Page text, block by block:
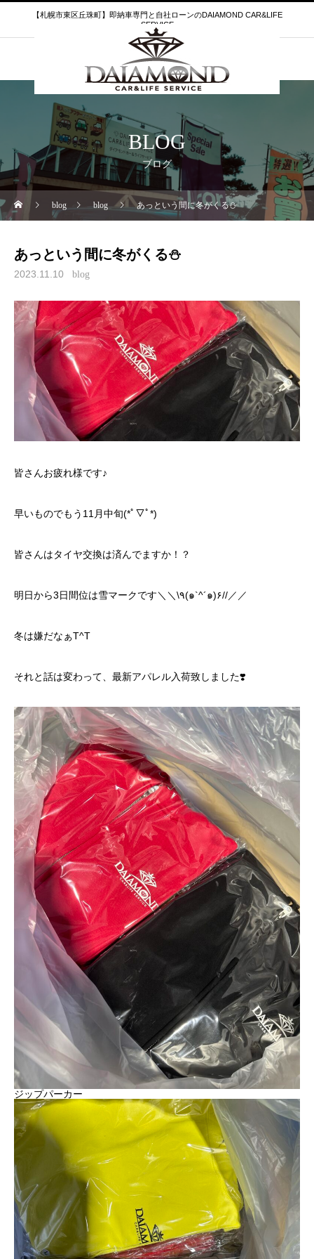
【札幌市東区丘珠町】即納車専門と自社ローンのDAIAMOND CAR&LIFE
SERVICE
BLOG
ブログ
blog blog あっという間に冬がくる⛄
あっという間に冬がくる⛄
2023.11.10 blog
皆さんお疲れ様です♪
早いものでもう11月中旬(*ﾟ▽ﾟ*)
皆さんはタイヤ交換は済んでますか！？
明日から3日間位は雪マークです＼＼\٩(๑`^´๑)۶//／／
冬は嫌だなぁT^T
それと話は変わって、最新アパレル入荷致しました❣️
ジップパーカー